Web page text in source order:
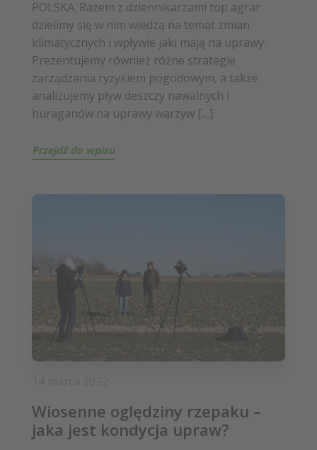
POLSKA. Razem z dziennikarzami top agrar
dzielimy się w nim wiedzą na temat zmian
klimatycznych i wpływie jaki mają na uprawy.
Prezentujemy również różne strategie
zarządzania ryzykiem pogodowym, a także
analizujemy pływ deszczy nawalnych i
huraganów na uprawy warzyw […]
Przejdź do wpisu
Wiosenne oględziny rzepaku –
jaka jest kondycja upraw?